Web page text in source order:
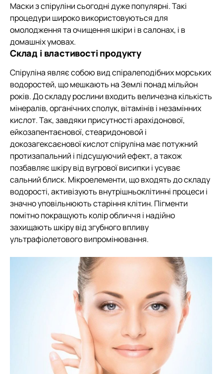
Маски з спіруліни сьогодні дуже популярні. Такі
процедури широко використовуються для
омолодження та очищення шкіри і в салонах, і в
домашніх умовах.
Склад і властивості продукту
Спіруліна являє собою вид спіралеподібних морських
водоростей, що мешкають на Землі понад мільйон
років. До складу рослини входить величезна кількість
мінералів, органічних сполук, вітамінів і незамінних
кислот. Так, завдяки присутності арахідонової,
ейкозапентаєнової, стеаридоновой і
докозагексаєнової кислот спіруліна має потужний
протизапальний і підсушуючий ефект, а також
позбавляє шкіру від вугрової висипки і усуває
сальний блиск. Мікроелементи, що входять до складу
водорості, активізують внутрішньоклітинні процеси і
значно уповільнюють старіння клітин. Пігменти
помітно покращують колір обличчя і надійно
захищають шкіру від згубного впливу
ультрафіолетового випромінювання.